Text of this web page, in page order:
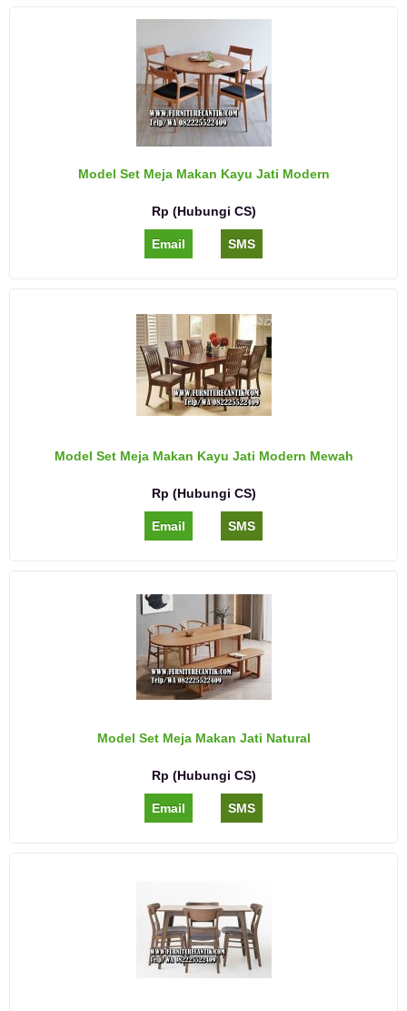
Model Set Meja Makan Kayu Jati Modern
Rp (Hubungi CS)
Email SMS
Model Set Meja Makan Kayu Jati Modern Mewah
Rp (Hubungi CS)
Email SMS
Model Set Meja Makan Jati Natural
Rp (Hubungi CS)
Email SMS